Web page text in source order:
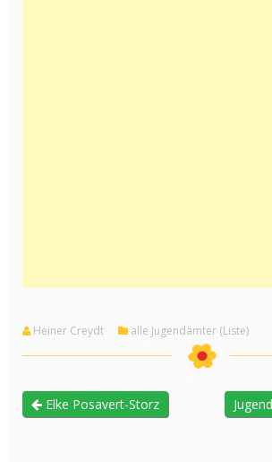
Heiner Creydt alle Jugendämter (Liste)
Elke Posavert-Storz